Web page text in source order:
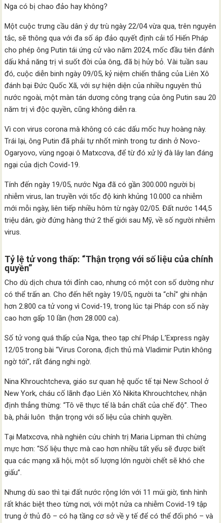
Nga có bị chao đảo hay không?
Một cuộc trưng cầu dân ý dự trù ngày 22/04 vừa qua, trên nguyên
tắc, sẽ thông qua với đa số áp đảo quyết định cải tổ Hiến Pháp
cho phép ông Putin tái ứng cử vào năm 2024, mốc đầu tiên đánh
dấu khả năng trị vì suốt đời của ông, đã bị hủy bỏ. Vài tuần sau
đó, cuộc diễn binh ngày 09/05, kỷ niệm chiến thắng của Liên Xô
đánh bại Đức Quốc Xã, với sự hiện diện của nhiều nguyên thủ
nước ngoài, một màn tán dương công trạng của ông Putin sau 20
năm trị vì độc quyền, cũng không diễn ra.
Vì con virus corona mà không có các dấu mốc huy hoàng này.
Trái lại, ông Putin đã phải tự nhốt mình trong tư dinh ở Novo-
Ogaryovo, vùng ngoại ô Matxcơva, để từ đó xử lý đà lây lan đáng
ngại của dịch Covid-19.
Tính đến ngày 19/05, nước Nga đã có gần 300.000 người bị
nhiễm virus, lan truyền với tốc độ kinh khủng 10.000 ca nhiễm
mới mỗi ngày, liên tiếp nhiều hôm từ ngày 02/05. Đất nước 144,5
triệu dân, giờ đứng hàng thứ 2 thế giới sau Mỹ, về số người nhiễm
virus.
Tỷ lệ tử vong thấp: “Thận trọng với số liệu của chính
quyền”
Cho dù dịch chưa tới đỉnh cao, nhưng có một con số dường như
có thể trấn an. Cho đến hết ngày 19/05, người ta “chỉ” ghi nhận
hơn 2.800 ca tử vong vì Covid-19, trong lúc tại Pháp con số này
cao hơn gấp 10 lần (hơn 28.000 ca).
Số tử vong quá thấp của Nga, theo tạp chí Pháp L’Express ngày
12/05 trong bài “Virus Corona, địch thủ mà Vladimir Putin không
ngờ tới”, rất đáng nghi ngờ.
Nina Khrouchtcheva, giáo sư quan hệ quốc tế tại New School ở
New York, cháu cố lãnh đạo Liên Xô Nikita Khrouchtchev, nhận
định thẳng thừng: “Tô vẽ thực tế là bản chất của chế độ”. Theo
bà, phải luôn thận trọng với số liệu của chính quyền.
Tại Matxcơva, nhà nghiên cứu chính trị Maria Lipman thì chừng
mực hơn: “Số liệu thực mà cao hơn nhiều tất yếu sẽ được biết
qua các mạng xã hội, một số lượng lớn người chết sẽ khó che
giấu”.
Nhưng dù sao thì tại đất nước rộng lớn với 11 múi giờ, tình hình
rất khác biệt theo từng nơi, với một nửa ca nhiễm Covid-19 tập
trung ở thủ đô – có hạ tầng cơ sở về y tế để có thể đối phó – và